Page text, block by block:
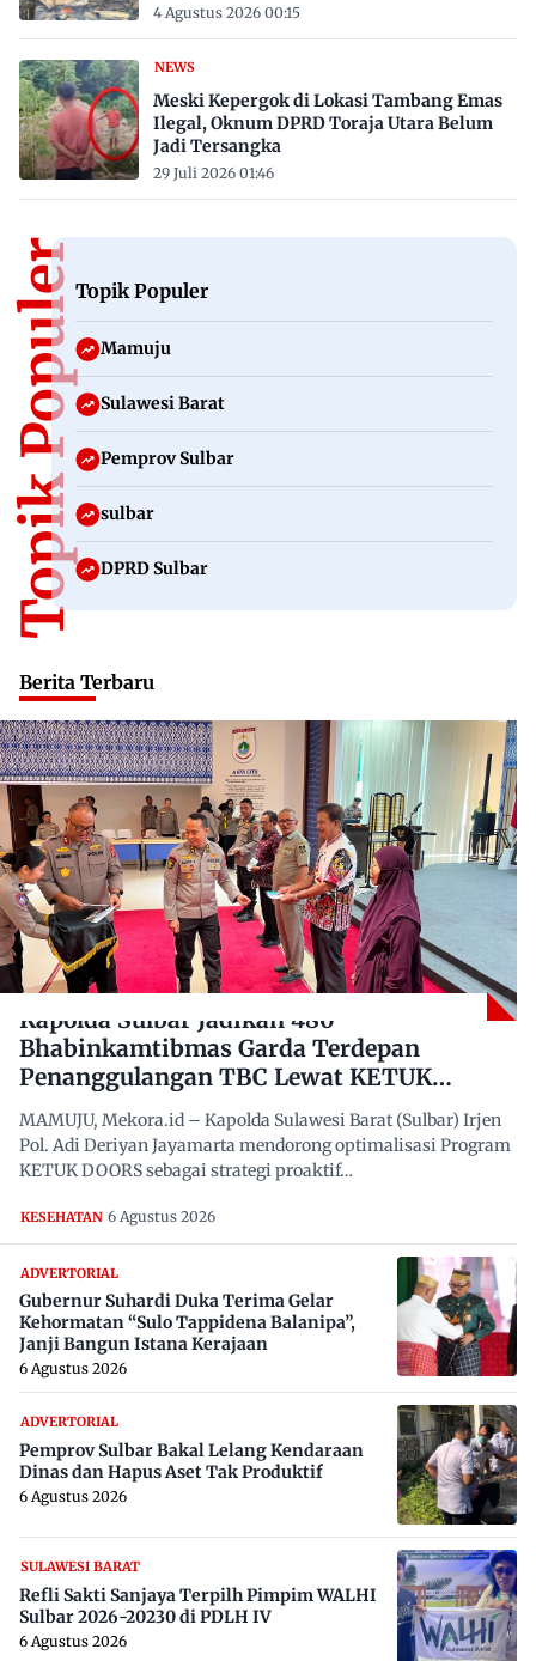
4 Agustus 2026 00:15
NEWS
Meski Kepergok di Lokasi Tambang Emas
Ilegal, Oknum DPRD Toraja Utara Belum
Jadi Tersangka
29 Juli 2026 01:46
Topik PopulerTopik Populer
Mamuju
Sulawesi Barat
Pemprov Sulbar
sulbar
DPRD Sulbar
Berita Terbaru
Kapolda Sulbar Jadikan 480
Bhabinkamtibmas Garda Terdepan
Penanggulangan TBC Lewat KETUK
DOORS di 650 Desa
MAMUJU, Mekora.id – Kapolda Sulawesi Barat (Sulbar) Irjen
Pol. Adi Deriyan Jayamarta mendorong optimalisasi Program
KETUK DOORS sebagai strategi proaktif…
KESEHATAN 6 Agustus 2026
ADVERTORIAL
Gubernur Suhardi Duka Terima Gelar
Kehormatan “Sulo Tappidena Balanipa”,
Janji Bangun Istana Kerajaan
6 Agustus 2026
ADVERTORIAL
Pemprov Sulbar Bakal Lelang Kendaraan
Dinas dan Hapus Aset Tak Produktif
6 Agustus 2026
SULAWESI BARAT
Refli Sakti Sanjaya Terpilh Pimpim WALHI
Sulbar 2026-20230 di PDLH IV
6 Agustus 2026